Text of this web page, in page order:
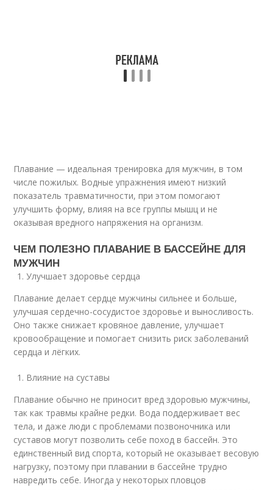
Плавание — идеальная тренировка для мужчин, в том
числе пожилых. Водные упражнения имеют низкий
показатель травматичности, при этом помогают
улучшить форму, влияя на все группы мышц и не
оказывая вредного напряжения на организм.
ЧЕМ ПОЛЕЗНО ПЛАВАНИЕ В БАССЕЙНЕ ДЛЯ
МУЖЧИН
Улучшает здоровье сердца
Плавание делает сердце мужчины сильнее и больше,
улучшая сердечно-сосудистое здоровье и выносливость.
Оно также снижает кровяное давление, улучшает
кровообращение и помогает снизить риск заболеваний
сердца и лёгких.
Влияние на суставы
Плавание обычно не приносит вред здоровью мужчины,
так как травмы крайне редки. Вода поддерживает вес
тела, и даже люди с проблемами позвоночника или
суставов могут позволить себе поход в бассейн. Это
единственный вид спорта, который не оказывает весовую
нагрузку, поэтому при плавании в бассейне трудно
навредить себе. Иногда у некоторых пловцов